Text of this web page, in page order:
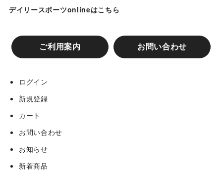
デイリースポーツonlineはこちら
ご利用案内 お問い合わせ
ログイン
新規登録
カート
お問い合わせ
お知らせ
新着商品